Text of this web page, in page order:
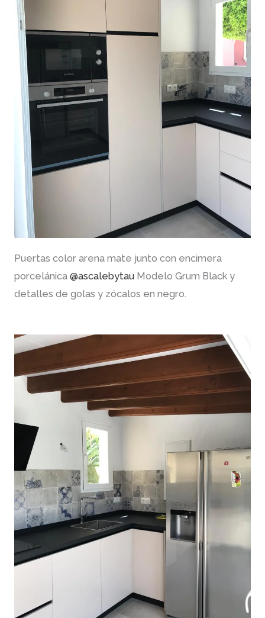
Puertas color arena mate junto con encimera
porcelánica@ascalebytau Modelo Grum Black y
detalles de golas y zócalos en negro.